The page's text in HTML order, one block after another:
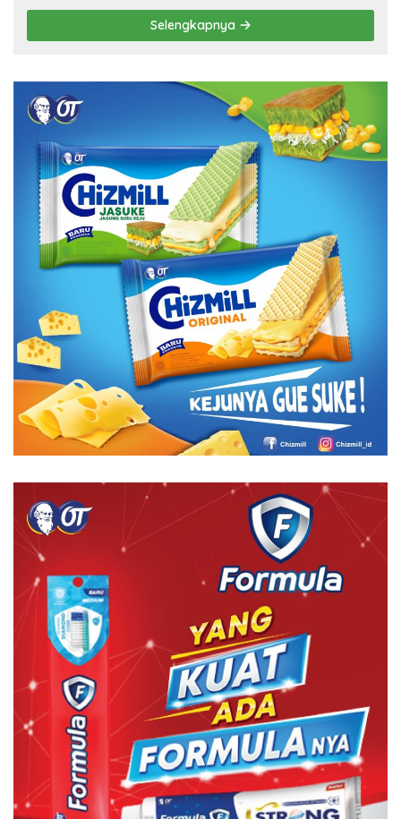
Selengkapnya